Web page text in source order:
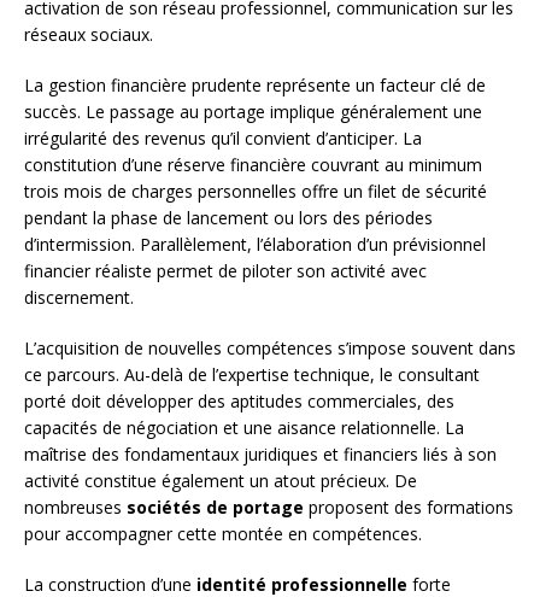
activation de son réseau professionnel, communication sur les
réseaux sociaux.
La gestion financière prudente représente un facteur clé de
succès. Le passage au portage implique généralement une
irrégularité des revenus qu’il convient d’anticiper. La
constitution d’une réserve financière couvrant au minimum
trois mois de charges personnelles offre un filet de sécurité
pendant la phase de lancement ou lors des périodes
d’intermission. Parallèlement, l’élaboration d’un prévisionnel
financier réaliste permet de piloter son activité avec
discernement.
L’acquisition de nouvelles compétences s’impose souvent dans
ce parcours. Au-delà de l’expertise technique, le consultant
porté doit développer des aptitudes commerciales, des
capacités de négociation et une aisance relationnelle. La
maîtrise des fondamentaux juridiques et financiers liés à son
activité constitue également un atout précieux. De
nombreuses sociétés de portage proposent des formations
pour accompagner cette montée en compétences.
La construction d’une identité professionnelle forte